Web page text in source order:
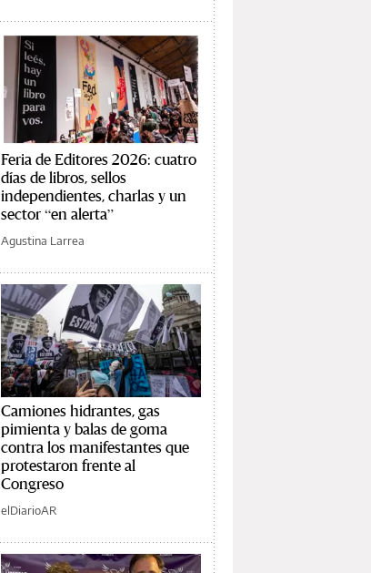
Feria de Editores 2026: cuatro
días de libros, sellos
independientes, charlas y un
sector “en alerta”
Agustina Larrea
Camiones hidrantes, gas
pimienta y balas de goma
contra los manifestantes que
protestaron frente al
Congreso
elDiarioAR